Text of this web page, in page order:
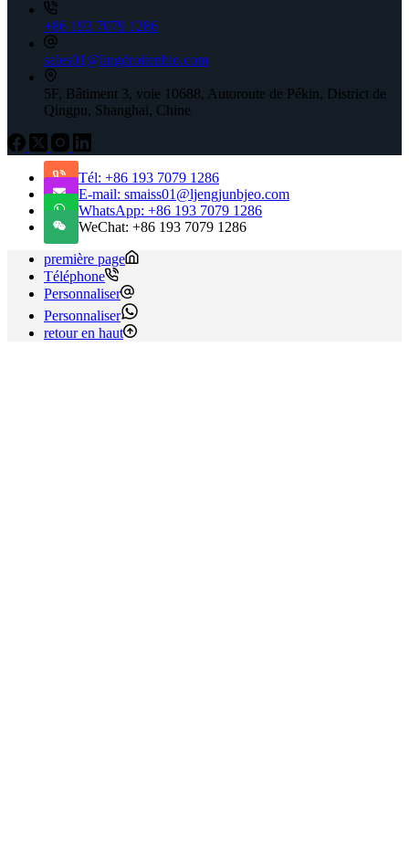
+86 193 7079 1286
sales01@lingdroitenbio.com
5F, Bâtiment 3, voie 10688, Autoroute de Pékin, District de
Qingpu, Shanghai, Chine
Tél: +86 193 7079 1286
E-mail: smaiss01@ljengjunbjeo.com
WhatsApp: +86 193 7079 1286
WeChat: +86 193 7079 1286
première page
Téléphone
Personnaliser
Personnaliser
retour en haut